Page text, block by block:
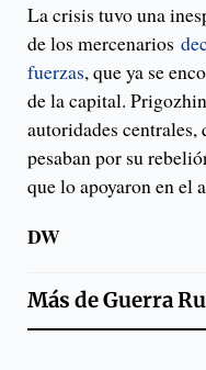
La crisis tuvo una
de los mercenarios
fuerzas, que ya se
de la capital.
autoridades centrales,
pesaban por su
que lo apoyaron en el
DW
Más deGuerra